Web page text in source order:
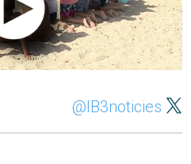
@IB3noticies